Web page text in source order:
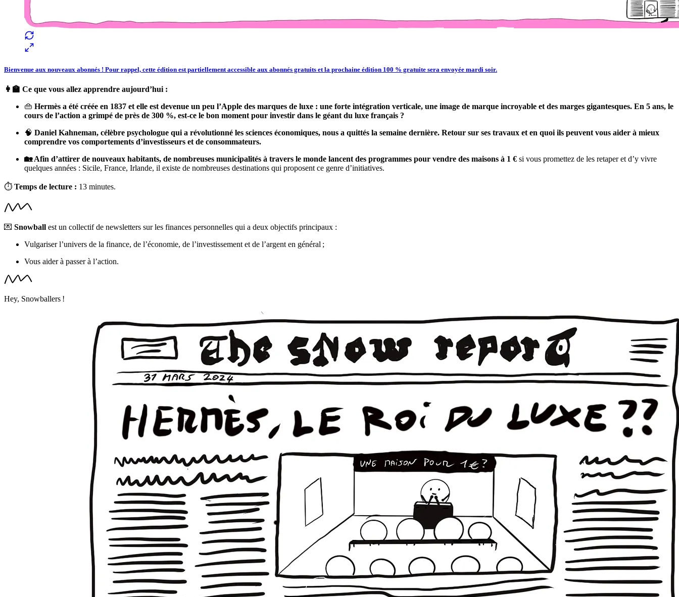
Bienvenue aux nouveaux abonnés ! Pour rappel, cette édition est partiellement accessible aux abonnés gratuits et la prochaine édition 100 % gratuite sera envoyée mardi soir.
👩‍🏫 Ce que vous allez apprendre aujourd’hui :
👜 Hermès a été créée en 1837 et elle est devenue un peu l’Apple des marques de luxe : une forte intégration verticale, une image de marque incroyable et des marges gigantesques. En 5 ans, le
cours de l’action a grimpé de près de 300 %, est-ce le bon moment pour investir dans le géant du luxe français ?
🧠 Daniel Kahneman, célèbre psychologue qui a révolutionné les sciences économiques, nous a quittés la semaine dernière. Retour sur ses travaux et en quoi ils peuvent vous aider à mieux
comprendre vos comportements d’investisseurs et de consommateurs.
🏡 Afin d’attirer de nouveaux habitants, de nombreuses municipalités à travers le monde lancent des programmes pour vendre des maisons à 1 € si vous promettez de les retaper et d’y vivre
quelques années : Sicile, France, Irlande, il existe de nombreuses destinations qui proposent ce genre d’initiatives.
⏱ Temps de lecture : 13 minutes.
💌 Snowball est un collectif de newsletters sur les finances personnelles qui a deux objectifs principaux :
Vulgariser l’univers de la finance, de l’économie, de l’investissement et de l’argent en général ;
Vous aider à passer à l’action.
Hey, Snowballers !